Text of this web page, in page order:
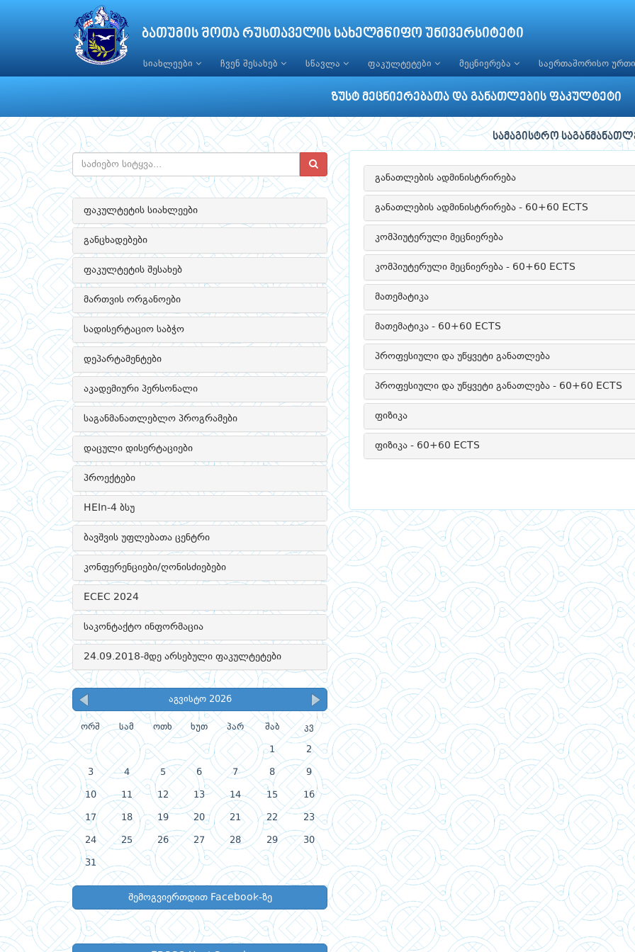
ბათუმის შოთა რუსთაველის სახელმწიფო უნივერსიტეტი
სიახლეები ჩვენ შესახებ სწავლა ფაკულტეტები მეცნიერება საერთაშორისო
ზუსტ მეცნიერებათა და განათლების ფაკულტეტი
ფაკულტეტის სიახლეები
განცხადებები
ფაკულტეტის შესახებ
მართვის ორგანოები
სადისერტაციო საბჭო
დეპარტამენტები
აკადემიური პერსონალი
საგანმანათლებლო პროგრამები
დაცული დისერტაციები
პროექტები
HEIn-4 ბსუ
ბავშვის უფლებათა ცენტრი
კონფერენციები/ღონისძიებები
ECEC 2024
საკონტაქტო ინფორმაცია
24.09.2018-მდე არსებული ფაკულტეტები
აგვისტო 2026
ორშ სამ ოთხ ხუთ პარ შაბ კვ
1 2
3 4 5 6 7 8 9
10 11 12 13 14 15 16
17 18 19 20 21 22 23
24 25 26 27 28 29 30
31
შემოგვიერთდით Facebook-ზე
სამაგისტრო
განათლების ადმინისტრირება
განათლების ადმინისტრირება - 60+60 ECTS
კომპიუტერული მეცნიერება
კომპიუტერული მეცნიერება - 60+60 ECTS
მათემატიკა
მათემატიკა - 60+60 ECTS
პროფესიული და უწყვეტი განათლება
პროფესიული და უწყვეტი განათლება - 60+60 ECTS
ფიზიკა
ფიზიკა - 60+60 ECTS